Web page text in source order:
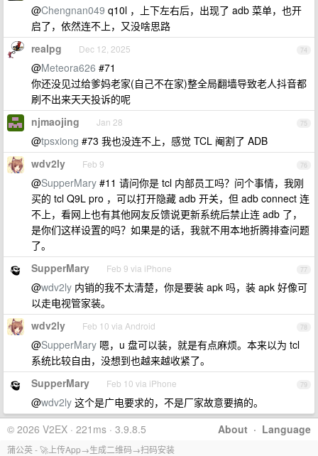
@Chengnan049 q10l ，上下左右后，出现了 adb 菜单，也开
启了，依然连不上，又没啥思路
74
realpg Dec 12, 2025
@Meteora626 #71
你还没见过给爹妈老家(自己不在家)整全局翻墙导致老人抖音都
刷不出来天天投诉的呢
75
njmaojing Jan 28
@tpsxiong #73 我也没连不上，感觉 TCL 阉割了 ADB
76
wdv2ly Feb 9
@SupperMary #11 请问你是 tcl 内部员工吗？问个事情，我刚
买的 tcl Q9L pro ，可以打开隐藏 adb 开关，但 adb connect 连
不上，看网上也有其他网友反馈说更新系统后禁止连 adb 了，
是你们这样设置的吗？如果是的话，我就不用本地折腾排查问题
了。
77
SupperMary Feb 9 via iPhone
@wdv2ly 内销的我不太清楚，你是要装 apk 吗，装 apk 好像可
以走电视管家装。
78
wdv2ly Feb 10 via Android
@SupperMary 嗯，u 盘可以装，就是有点麻烦。本来以为 tcl
系统比较自由，没想到也越来越收紧了。
79
SupperMary Feb 10 via iPhone
@wdv2ly 这个是广电要求的，不是厂家故意要搞的。
About · Language
© 2026 V2EX · 221ms · 3.9.8.5
蒲公英 - 🚀上传App→生成二维码→扫码安装